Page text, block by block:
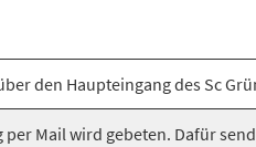
den Haupteingang des Sc
per Mail wird gebeten. Dafür